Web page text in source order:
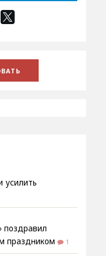
усилить
поздравил
праздником
1